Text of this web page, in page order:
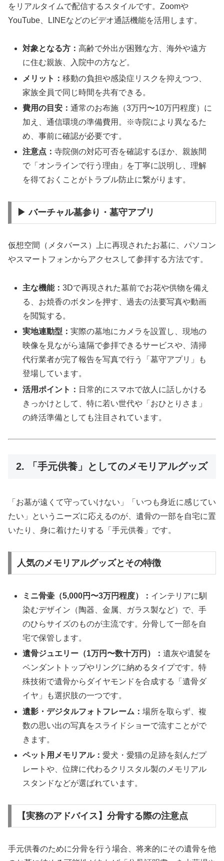
をリアルタイムで配信するスタイルです。Zoomや
YouTube、LINEなどのビデオ通話機能を活用します。
対象となる方：高齢で外出が困難な方、海外や遠方
に住む親族、入院中の方など。
メリット：移動の負担や感染症リスクを抑えつつ、
家族全員で同じ時間を共有できる。
費用の目安：通常のお布施（3万円〜10万円程度）に
加え、通信環境の準備費用。※寺院により異なるた
め、事前に確認が必要です。
注意点：寺院側の対応可否を確認するほか、親族間
で「オンラインで行う理由」を丁寧に説明し、理解
を得ておくことがトラブル防止に繋がります。
▶ バーチャル墓参り・墓守アプリ
仮想空間（メタバース）上に再現されたお墓に、パソコン
やスマートフォンからアクセスして参拝する方法です。
主な機能：3Dで再現された墓前でお花や供物を備え
る、お焼香のボタンを押す、過去の法要写真や動画
を閲覧する。
実地連動型：実際の墓地にカメラを設置し、現地の
映像を見ながら遠隔で参拝できるサービスや、清掃
代行業者が完了報告を写真で行う「墓守アプリ」も
登場しています。
活用ポイント： 日常的にスマホで故人に話しかける
きっかけとして、特に若い世代や「おひとりさま」
の終活準備としても注目されています。
2. 「手元供養」としてのメモリアルグッズ
「お墓が遠くて守っていけない」「いつも身近に感じてい
たい」というニーズに応えるのが、遺骨の一部を自宅に置
いたり、身に着けたりする「手元供養」です。
人気のメモリアルグッズとその特徴
ミニ骨壷（5,000円〜3万円程度）： インテリアに馴
染むデザイン（陶器、金属、ガラス製など）で、手
のひらサイズのものが主流です。分骨して一部を自
宅で保管します。
遺骨ジュエリー（1万円〜数十万円）：遺灰や遺髪を
ペンダントトップやリングに納めるタイプです。特
殊技術で遺骨からダイヤモンドを合成する「遺骨ダ
イヤ」も選択肢の一つです。
遺影・デジタルフォトフレーム：場所を取らず、複
数の思い出の写真をスライドショーで流すことがで
きます。
ペット用メモリアル：愛犬・愛猫の足跡を刻んだプ
レートや、位牌に代わるクリスタル製のメモリアル
スタンドなどが選ばれています。
【実務のアドバイス】分骨する際の注意点
手元供養のために分骨を行う場合、将来的にその遺骨を他